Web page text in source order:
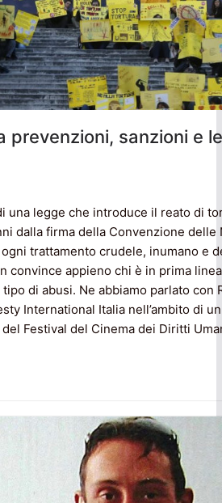
prevenzioni, sanzioni e
una legge che introduce il reato di
dalla firma della Convenzione delle
trattamento crudele, inumano e
convince appieno chi è in prima
di abusi. Ne abbiamo parlato con
International Italia nell’ambito di
Festival del Cinema dei Diritti